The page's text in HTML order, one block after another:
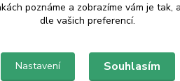
poznáme a zobrazíme vám je tak,
dle vašich preferencí.
Nastavení Souhlasím